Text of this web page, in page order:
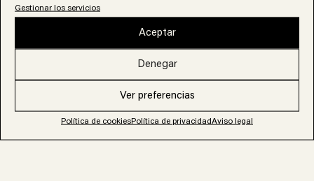
Gestionar los servicios
Aceptar
Denegar
Ver preferencias
Política de cookiesPolítica de privacidadAviso legal
Cuando se acaba el verano
pero llega lo mejor
Victoria y Fidel son de esos novios que dejan huella.
Desde el primer momento, la conexión con nosotras fue
tan especial que hizo que todo saliera tal y como lo
habían soñado.
Septiembre fue testigo de su amor, comenzando con
inspiración para tu boda y contenido bonito, del que nos
He leído y acepto la política de privacidad
Suscribirme